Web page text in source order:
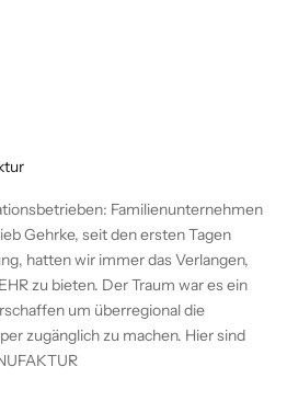
Familienunternehmen
Gehrke, seit den ersten Tagen
hatten wir immer das Verlangen,
zu bieten. Der Traum war es ein
um überregional die
zugänglich zu machen. Hier sind